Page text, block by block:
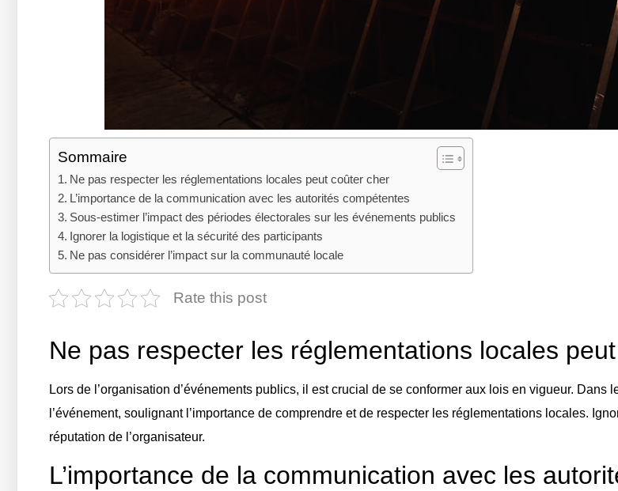
Sommaire
Ne pas respecter les réglementations locales peut coûter cher
L’importance de la communication avec les autorités compétentes
Sous-estimer l’impact des périodes électorales sur les événements publics
Ignorer la logistique et la sécurité des participants
Ne pas considérer l’impact sur la communauté locale
Rate this post
Ne pas respecter les réglementations locales
Lors de l’organisation d’événements publics, il est crucial de se conformer aux lois en vigueur.
l’événement, soulignant l’importance de comprendre et de respecter les réglementations locales.
réputation de l’organisateur.
L’importance de la communication avec les